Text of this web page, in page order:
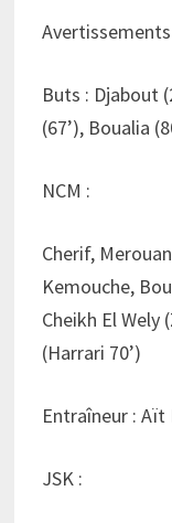
Avertissements
Buts : Djabout
(67’), Boualia
NCM :
Cherif,
Kemouche,
Cheikh El Wely
(Harrari 70’)
Entraîneur : Aït
JSK :